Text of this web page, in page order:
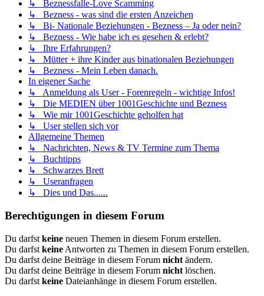
↳ Beznessfalle-Love Scamming
↳ Bezness - was sind die ersten Anzeichen
↳ Bi- Nationale Beziehungen - Bezness – Ja oder nein?
↳ Bezness - Wie habe ich es gesehen & erlebt?
↳ Ihre Erfahrungen?
↳ Mütter + ihre Kinder aus binationalen Beziehungen
↳ Bezness - Mein Leben danach.
In eigener Sache
↳ Anmeldung als User - Forenregeln - wichtige Infos!
↳ Die MEDIEN über 1001Geschichte und Bezness
↳ Wie mir 1001Geschichte geholfen hat
↳ User stellen sich vor
Allgemeine Themen
↳ Nachrichten, News & TV Termine zum Thema
↳ Buchtipps
↳ Schwarzes Brett
↳ Useranfragen
↳ Dies und Das......
Berechtigungen in diesem Forum
Du darfst keine neuen Themen in diesem Forum erstellen.
Du darfst keine Antworten zu Themen in diesem Forum erstellen.
Du darfst deine Beiträge in diesem Forum nicht ändern.
Du darfst deine Beiträge in diesem Forum nicht löschen.
Du darfst keine Dateianhänge in diesem Forum erstellen.